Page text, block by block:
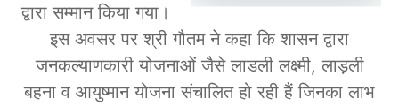
द्वारा सम्मान किया गया।
इस अवसर पर श्री गौतम ने कहा कि शासन द्वारा
जनकल्याणकारी योजनाओं जैसे लाडली लक्ष्मी, लाड़ली
बहना व आयुष्मान योजना संचालित हो रही हैं जिनका लाभ